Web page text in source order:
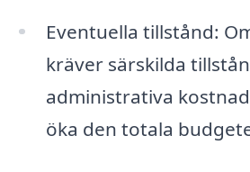
Eventuella tillstånd:
kräver särskilda
administrativa
öka den totala